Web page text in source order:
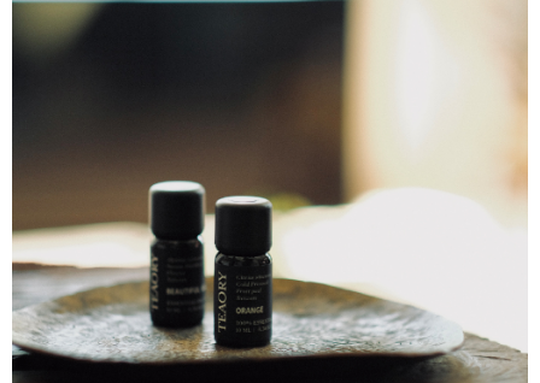
５．嚴禁一人註冊多個帳號或使用他人資訊註冊。若發現惡意使用之情形，